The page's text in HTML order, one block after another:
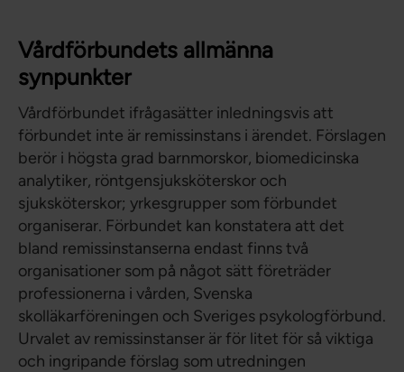
Vårdförbundets allmänna
synpunkter
Vårdförbundet ifrågasätter inledningsvis att
förbundet inte är remissinstans i ärendet. Förslagen
berör i högsta grad barnmorskor, biomedicinska
analytiker, röntgensjuksköterskor och
sjuksköterskor; yrkesgrupper som förbundet
organiserar. Förbundet kan konstatera att det
bland remissinstanserna endast finns två
organisationer som på något sätt företräder
professionerna i vården, Svenska
skolläkarföreningen och Sveriges psykologförbund.
Urvalet av remissinstanser är för litet för så viktiga
och ingripande förslag som utredningen